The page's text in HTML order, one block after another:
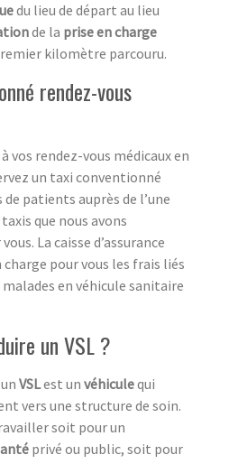
du lieu de départ au lieu
de la prise en charge
kilomètre parcouru.
rendez-vous
vos rendez-vous médicaux en
un taxi conventionné
patients auprès de l’une
que nous avons
La caisse d’assurance
pour vous les frais liés
en véhicule sanitaire
un VSL ?
VSLest un véhiculequi
vers une structure de soin.
soit pour un
privé ou public, soit pour